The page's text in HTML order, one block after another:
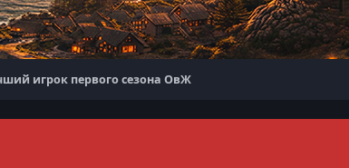
игрок первого сезона ОвЖ